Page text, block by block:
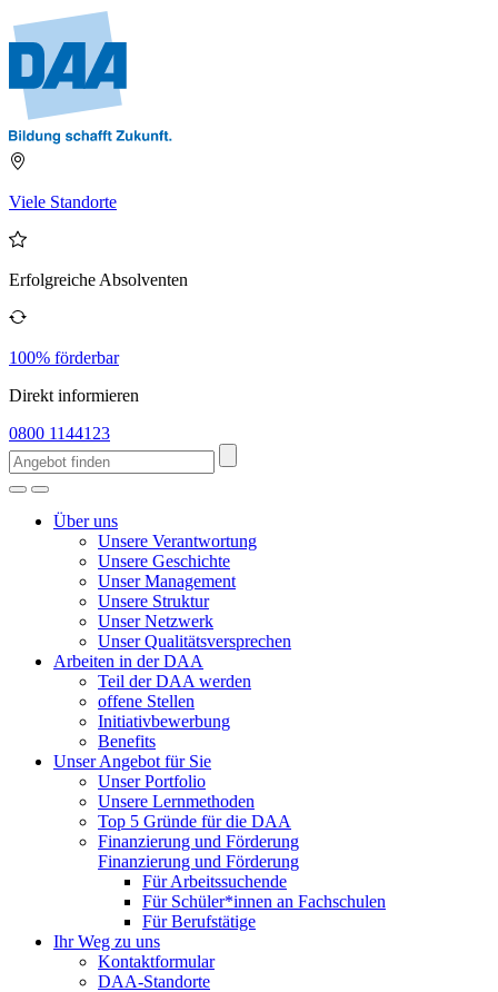
Viele Standorte
Erfolgreiche Absolventen
100% förderbar
Direkt informieren
0800 1144123
Über uns
Unsere Verantwortung
Unsere Geschichte
Unser Management
Unsere Struktur
Unser Netzwerk
Unser Qualitätsversprechen
Arbeiten in der DAA
Teil der DAA werden
offene Stellen
Initiativbewerbung
Benefits
Unser Angebot für Sie
Unser Portfolio
Unsere Lernmethoden
Top 5 Gründe für die DAA
Finanzierung und Förderung
Finanzierung und Förderung
Für Arbeitssuchende
Für Schüler*innen an Fachschulen
Für Berufstätige
Ihr Weg zu uns
Kontaktformular
DAA-Standorte